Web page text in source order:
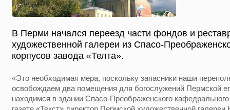
В Перми начался переезд части фондов и
художественной галереи из Спасо-
корпусов завода «Телта».
«Это необходимая мера, поскольку запасники наши
освобождаем два помещения для богослужений Пермской
находимся в здании Спасо-Преображенского